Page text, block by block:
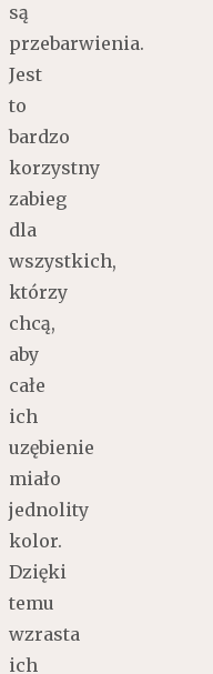
są
przebarwienia.
Jest
to
bardzo
korzystny
zabieg
dla
wszystkich,
którzy
chcą,
aby
całe
ich
uzębienie
miało
jednolity
kolor.
Dzięki
temu
wzrasta
ich